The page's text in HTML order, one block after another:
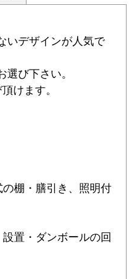
いデザインが人気で
び下さい。
けます。
棚・膳引き、照明付
置・ダンボールの回